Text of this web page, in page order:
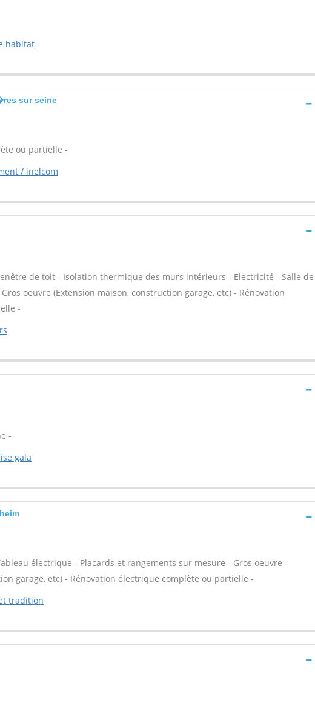
habitat
sur seine
ou partielle -
/ inelcom
de toit - Isolation thermique des murs intérieurs - Electricité - Salle de
oeuvre (Extension maison, construction garage, etc) - Rénovation
-
-
gala
électrique - Placards et rangements sur mesure - Gros oeuvre
garage, etc) - Rénovation électrique complète ou partielle -
tradition